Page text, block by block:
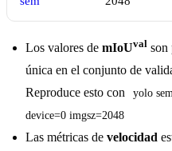
Los valores de mIoUval son
única en el conjunto de
Reproduce esto con
yolo
device=0 imgsz=2048
Las métricas de velocidad